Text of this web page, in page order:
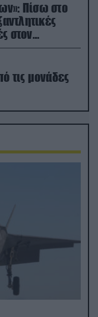
Πίσω στο
τις μονάδες